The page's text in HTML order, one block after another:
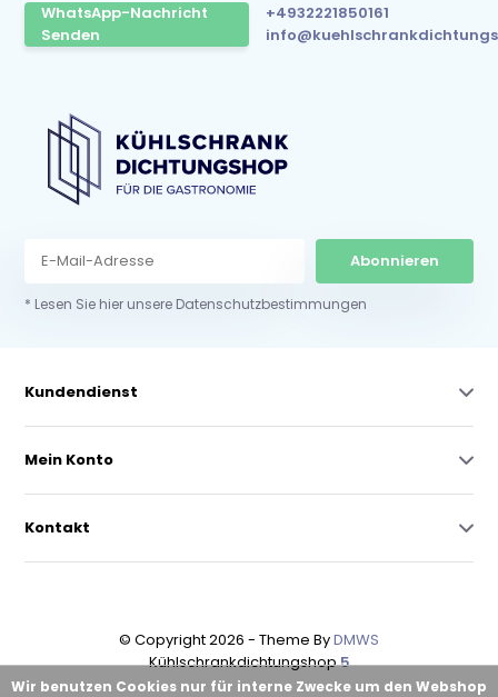
WhatsApp-Nachricht
Senden
+4932221850161
Abonnieren
* Lesen Sie hier unsere Datenschutzbestimmungen
Kundendienst
Mein Konto
Kontakt
© Copyright 2026 - Theme ByDMWS
Kühlschrankdichtungshop5
Wir benutzen Cookies nur für interne Zwecke um den Webshop